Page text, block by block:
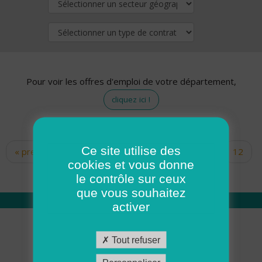
Pour voir les offres d'emploi de votre département,
cliquez ici !
Pages
« premier ‹ précédent … 10
12
14 15 16 17
Qui sommes nous
Académie ADMR
Ce site utilise des
cookies et vous donne
le contrôle sur ceux
que vous souhaitez
activer
Tout refuser